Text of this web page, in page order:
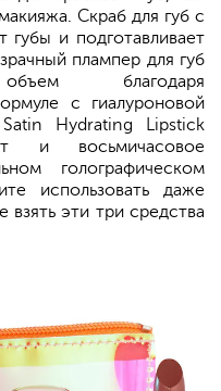
Скраб для губ с
и подготавливает
плампер для губ
благодаря
с гиалуроновой
Hydrating Lipstick
и восьмичасовое
голографическом
использовать даже
эти три средства